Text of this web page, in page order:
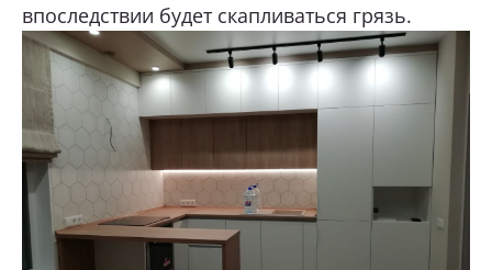
впоследствии будет скапливаться грязь.